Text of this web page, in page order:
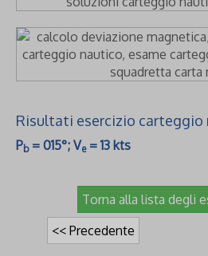
Risultati esercizio carteggio
Pb= 015°; Ve= 13 kts
Torna alla lista degli
<< Precedente